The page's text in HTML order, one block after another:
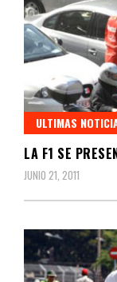
ULTIMAS
LA F1 SE
JUNIO 21, 2011